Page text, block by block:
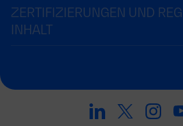
ZERTIFIZIERUNGEN UND
INHALT